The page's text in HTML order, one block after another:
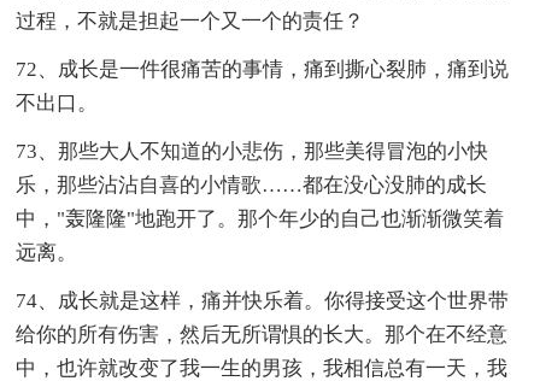
过程，不就是担起一个又一个的责任？
72、成长是一件很痛苦的事情，痛到撕心裂肺，痛到说
不出口。
73、那些大人不知道的小悲伤，那些美得冒泡的小快
乐，那些沾沾自喜的小情歌……都在没心没肺的成长
中，"轰隆隆"地跑开了。那个年少的自己也渐渐微笑着
远离。
74、成长就是这样，痛并快乐着。你得接受这个世界带
给你的所有伤害，然后无所谓惧的长大。那个在不经意
中，也许就改变了我一生的男孩，我相信总有一天，我